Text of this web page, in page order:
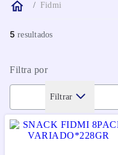
Fidmi
5
Filtra por
Filtrar